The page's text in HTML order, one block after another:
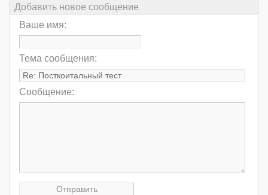
Добавить новое сообщение
Ваше имя:
Тема сообщения:
Сообщение: